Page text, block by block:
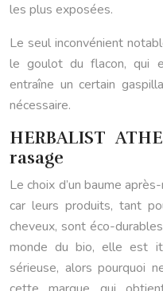
les plus exposées.
Le seul inconvénient
le goulot du flacon, qui
entraîne un certain
nécessaire.
HERBALIST
rasage
Le choix d’un baume
car leurs produits, tant
cheveux, sont éco-
monde du bio, elle est
sérieuse, alors pourquoi